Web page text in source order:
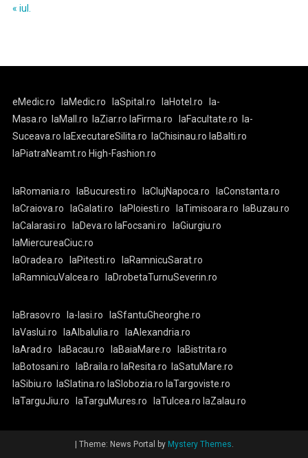
« iul.
eMedic.ro laMedic.ro laSpital.ro laHotel.ro
la-
Masa.ro
laMall.ro laZiar.ro laFirma.ro laFacultate.ro
la-
Suceava.ro laExecutareSilita.ro laChisinau.ro laBalti.ro
laPiatraNeamt.ro High-Fashion.ro
laRomania.ro laBucuresti.ro laClujNapoca.ro
laConstanta.ro
laCraiova.ro
laGalati.ro laPloiesti.ro laTimisoara.ro
laBuzau.ro
laCalarasi.ro
laDeva.ro laFocsani.ro
laGiurgiu.ro
laMiercureaCiuc.ro
laOradea.ro
laPitesti.ro
laRamnicuSarat.ro
laRamnicuValcea.ro
laDrobetaTurnuSeverin.ro
laBrasov.ro la-Iasi.ro
laSfantuGheorghe.ro
laVaslui.ro
laAlbaIulia.ro
laAlexandria.ro
laArad.ro
laBacau.ro laBaiaMare.ro
laBistrita.ro
laBotosani.ro
laBraila.ro laResita.ro
laSatuMare.ro
laSibiu.ro
laSlatina.ro laSlobozia.ro laTargoviste.ro
laTarguJiu.ro
laTarguMures.ro laTulcea.ro laZalau.ro
Theme: News Portal by Mystery Themes.